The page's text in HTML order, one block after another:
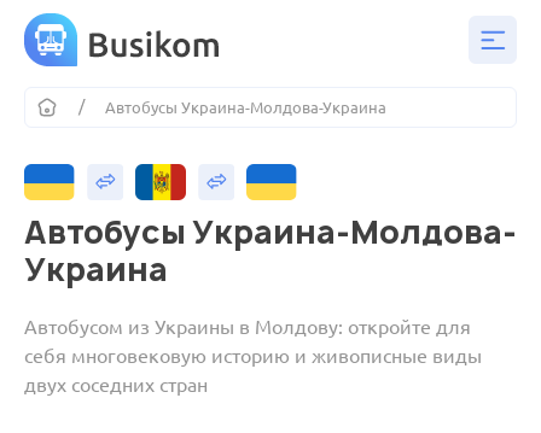
Автобусы Украина-Молдова-Украина
Автобусы Украина-Молдова-
Украина
Автобусом из Украины в Молдову: откройте для
себя многовековую историю и живописные виды
двух соседних стран